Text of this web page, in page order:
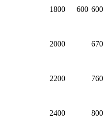
1800 600 600
2000 670
2200 760
2400 800